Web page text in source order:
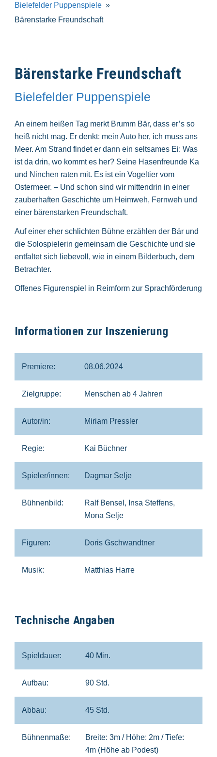
Bielefelder Puppenspiele
Bärenstarke Freundschaft
Bärenstarke Freundschaft
Bielefelder Puppenspiele
An einem heißen Tag merkt Brumm Bär, dass er’s so
heiß nicht mag. Er denkt: mein Auto her, ich muss ans
Meer. Am Strand findet er dann ein seltsames Ei: Was
ist da drin, wo kommt es her? Seine Hasenfreunde Ka
und Ninchen raten mit. Es ist ein Vogeltier vom
Ostermeer. – Und schon sind wir mittendrin in einer
zauberhaften Geschichte um Heimweh, Fernweh und
einer bärenstarken Freundschaft.
Auf einer eher schlichten Bühne erzählen der Bär und
die Solospielerin gemeinsam die Geschichte und sie
entfaltet sich liebevoll, wie in einem Bilderbuch, dem
Betrachter.
Offenes Figurenspiel in Reimform zur Sprachförderung
Informationen zur Inszenierung
Premiere: 08.06.2024
Zielgruppe: Menschen ab 4 Jahren
Autor/in: Miriam Pressler
Regie: Kai Büchner
Spieler/innen: Dagmar Selje
Bühnenbild:
Ralf Bensel, Insa Steffens,
Mona Selje
Figuren: Doris Gschwandtner
Musik: Matthias Harre
Technische Angaben
Spieldauer: 40 Min.
Aufbau: 90 Std.
Abbau: 45 Std.
Bühnenmaße:
Breite: 3m / Höhe: 2m / Tiefe:
4m (Höhe ab Podest)